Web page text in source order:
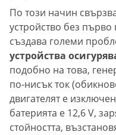
По този начин
устройство без
създава големи
устройства
подобно на това,
по-нисък ток
двигателят е
батерията е 12,6 V,
стойността,